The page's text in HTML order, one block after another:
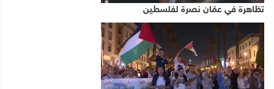
تظاهرة في عمّان نصرة لفلسطين